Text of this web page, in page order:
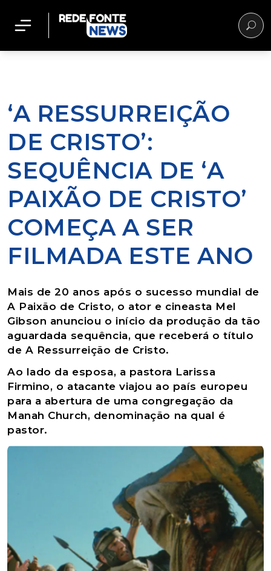
‘A RESSURREIÇÃO
DE CRISTO’:
SEQUÊNCIA DE ‘A
PAIXÃO DE CRISTO’
COMEÇA A SER
FILMADA ESTE ANO
Mais de 20 anos após o sucesso mundial de
A Paixão de Cristo, o ator e cineasta Mel
Gibson anunciou o início da produção da tão
aguardada sequência, que receberá o título
de A Ressurreição de Cristo.
Ao lado da esposa, a pastora Larissa
Firmino, o atacante viajou ao país europeu
para a abertura de uma congregação da
Manah Church, denominação na qual é
pastor.